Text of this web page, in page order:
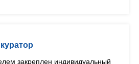
закреплен индивидуальный